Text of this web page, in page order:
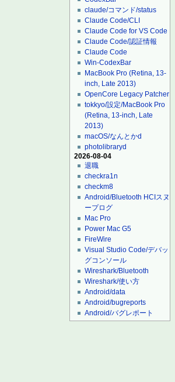
claude/コマンド/status
Claude Code/CLI
Claude Code for VS Code
Claude Code/認証情報
Claude Code
Win-CodexBar
MacBook Pro (Retina, 13-
inch, Late 2013)
OpenCore Legacy Patcher
tokkyo/設定/MacBook Pro
(Retina, 13-inch, Late
2013)
macOS/なんとかd
photolibraryd
2026-08-04
退職
checkra1n
checkm8
Android/Bluetooth HCIスヌ
ープログ
Mac Pro
Power Mac G5
FireWire
Visual Studio Code/デバッ
グコンソール
Wireshark/Bluetooth
Wireshark/使い方
Android/data
Android/bugreports
Android/バグレポート